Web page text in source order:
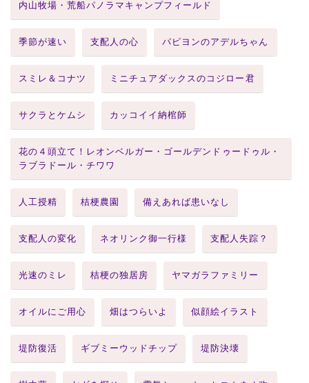
内山牧場・荒船パノラマキャンプフィールド
季節が速い 支配人の心 パピヨンのアデルちゃん
スミレ＆コナツ ミニチュアダックスのコジロー君
サクラとケムシ カッコイイ納棺師
花の４頭立て！レオンベルガー・ゴールデンドゥードゥル・
ラブラドール・チワワ
人工授精 桔梗農園 備えあれば患いなし
支配人の変化 ネオリンク御一行様 支配人失踪？
光速のミレ 桔梗の独居房 ヤマガラファミリー
オイルにご用心 畑はつらいよ 似顔絵イラスト
堤防復活 ギブミーウッドチップ 堤防決壊